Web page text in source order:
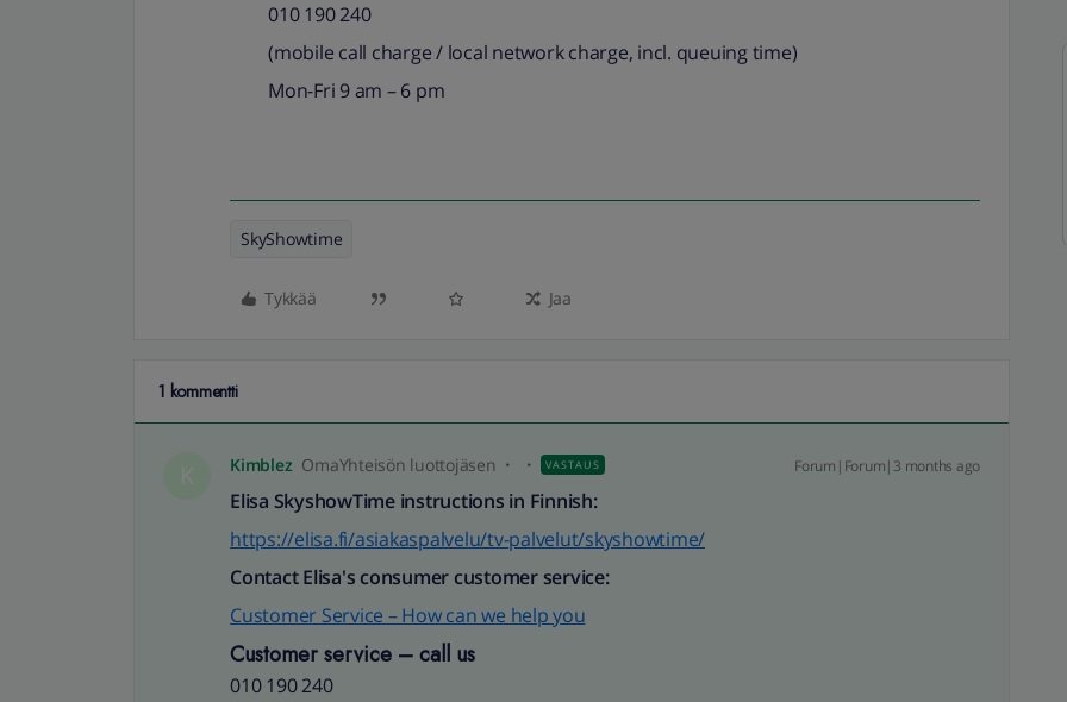
010 190 240
(mobile call charge / local network charge, incl. queuing time)​
Mon-Fri 9 am –6 pm
SkyShowtime
Tykkää Jaa
1 kommentti
Kimblez OmaYhteisön luottojäsen VASTAUS Forum|Forum|3 months ago
Elisa SkyshowTime instructions in Finnish:
https://elisa.fi/asiakaspalvelu/tv-palvelut/skyshowtime/
Contact Elisa's consumer customer service:
Customer Service – How can we help you
Customer service – call us
010 190 240